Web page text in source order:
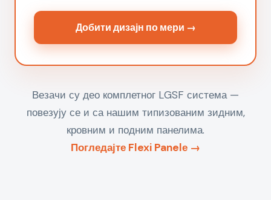
Добити дизајн по мери →
Везачи су део комплетног LGSF система —
повезују се и са нашим типизованим зидним,
кровним и подним панелима.
Погледајте Flexi Panelе →